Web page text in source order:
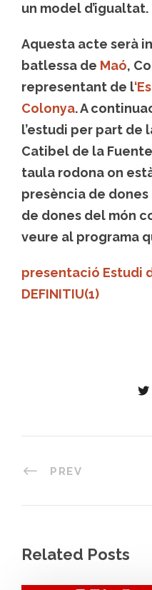
un model d’igualtat.
Aquesta acte serà
batlessa de Maó,
representant de l
Colonya. A
l’estudi per part de
Catibel de la
taula rodona on
presència de
de dones del món
veure al programa
presentació Estudi
DEFINITIU(1)
PREV
Related Posts